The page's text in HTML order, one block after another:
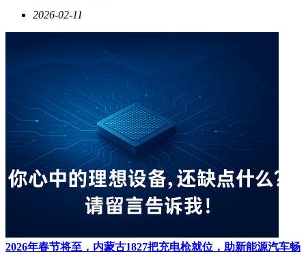
面对AI应用领域普遍存在的网络效应缺失问题，陈炜鹏展现
源于他对技术组合能力的深刻认知："当AI不仅能生成内容，
在团队构建上，陈炜鹏延续了技术跨界的产品哲学。核心成员
既包括语言模型专家，也吸纳了文生视频领域的顶尖人才，这
种跨模态组合确保了技术路线的全面性。对于商业化探索，他
保持着一贯的克制："社区产品的价值需要用户规模支撑，过
早商业化会破坏生态平衡。"这种对产品本质的坚持，或许正
是Loopit在红海市场中突围的关键。
2026-02-11
2026年春节将至，内蒙古1827把充电枪就位，助新能源汽车畅